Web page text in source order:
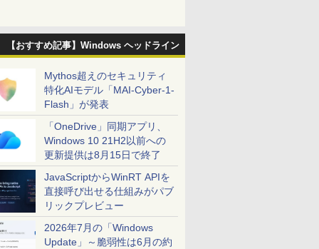
【おすすめ記事】Windows ヘッドライン
Mythos超えのセキュリティ
特化AIモデル「MAI-Cyber-1-
Flash」が発表
「OneDrive」同期アプリ、
Windows 10 21H2以前への
更新提供は8月15日で終了
JavaScriptからWinRT APIを
直接呼び出せる仕組みがパブ
リックプレビュー
2026年7月の「Windows
Update」～脆弱性は6月の約